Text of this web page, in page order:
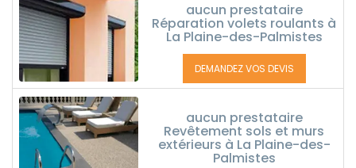
aucun prestataire
Réparation volets roulants à
La Plaine-des-Palmistes
DEMANDEZ VOS DEVIS
aucun prestataire
Revêtement sols et murs
extérieurs à La Plaine-des-
Palmistes